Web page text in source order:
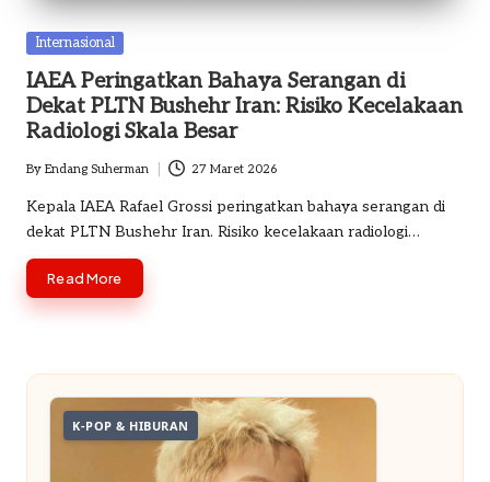
o
m
Posted
Internasional
IAEA Peringatkan Bahaya Serangan di
Dekat PLTN Bushehr Iran: Risiko Kecelakaan
Radiologi Skala Besar
Posted
by
By Endang Suherman 27 Maret 2026
Kepala IAEA Rafael Grossi peringatkan bahaya serangan di
dekat PLTN Bushehr Iran. Risiko kecelakaan radiologi…
Read More
K-POP & HIBURAN